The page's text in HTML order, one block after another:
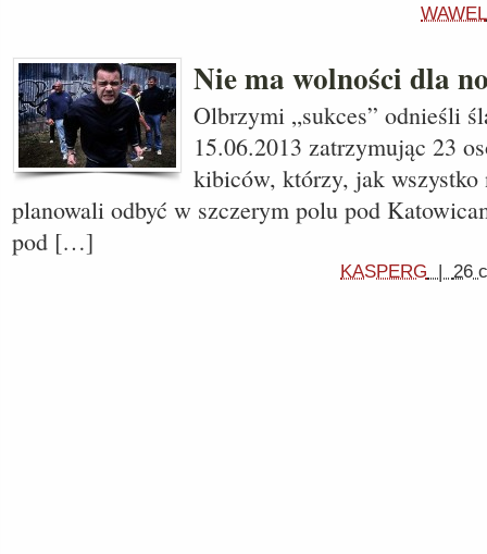
WAWEL
Nie ma wolności dla
Olbrzymi „sukces” odnieśli
15.06.2013 zatrzymując 23
kibiców, którzy, jak wszystko
planowali odbyć w szczerym polu pod
pod […]
KASPERG | 26